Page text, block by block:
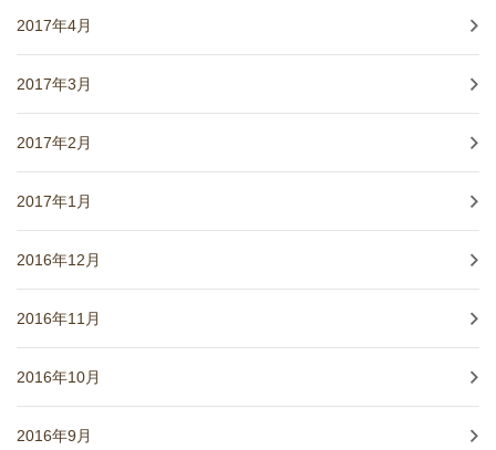
2017年4月
2017年3月
2017年2月
2017年1月
2016年12月
2016年11月
2016年10月
2016年9月